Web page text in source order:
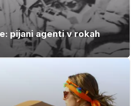
pijani agenti v rokah